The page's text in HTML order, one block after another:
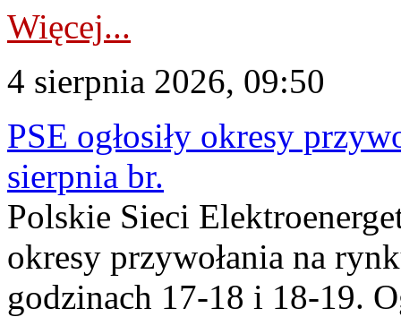
Więcej...
4 sierpnia 2026, 09:50
PSE ogłosiły okresy
sierpnia br.
Polskie Sieci
okresy przywołania na
godzinach 17-18 i 18-19.